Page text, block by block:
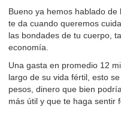
Bueno ya hemos hablado
te da cuando queremos
las bondades de tu cuerpo,
economía.
Una gasta en promedio 12
largo de su vida fértil, esto
pesos, dinero que bien
más útil y que te haga sentir